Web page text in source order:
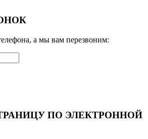
а мы вам перезвоним:
ПО ЭЛЕКТРОННОЙ